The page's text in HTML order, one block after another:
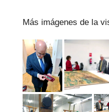
Más imágenes de la